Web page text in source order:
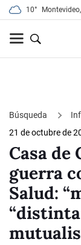
10°
Búsqueda
21 de octubre de
Casa de
guerra
Salud:
“distinta